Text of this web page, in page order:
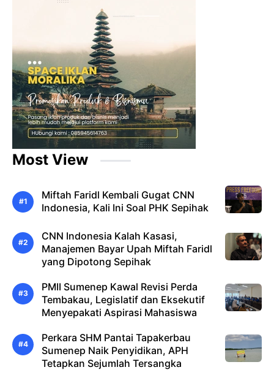
Most View
Miftah Faridl Kembali Gugat CNN
Indonesia, Kali Ini Soal PHK Sepihak
CNN Indonesia Kalah Kasasi,
Manajemen Bayar Upah Miftah Faridl
yang Dipotong Sepihak
PMII Sumenep Kawal Revisi Perda
Tembakau, Legislatif dan Eksekutif
Menyepakati Aspirasi Mahasiswa
Perkara SHM Pantai Tapakerbau
Sumenep Naik Penyidikan, APH
Tetapkan Sejumlah Tersangka